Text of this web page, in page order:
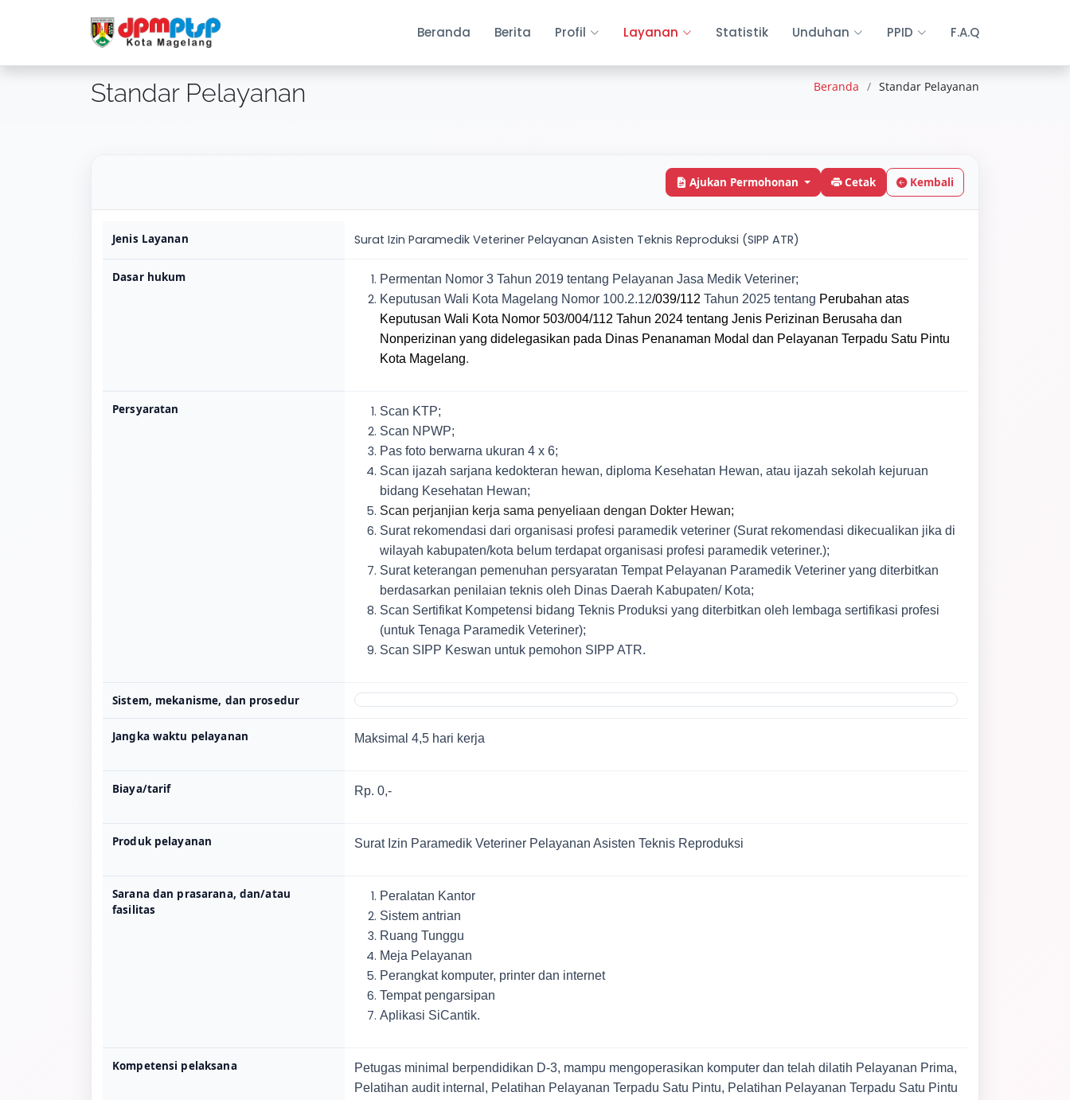
Beranda Berita Profil Layanan Statistik Unduhan PPID F.A.Q
Standar Pelayanan Beranda Standar Pelayanan
Ajukan Permohonan Cetak Kembali
Jenis Layanan Surat Izin Paramedik Veteriner Pelayanan Asisten Teknis Reproduksi (SIPP ATR)
Dasar hukum
Permentan Nomor 3 Tahun 2019 tentang Pelayanan Jasa Medik Veteriner;
Keputusan Wali Kota Magelang Nomor 100.2.12/039/112 Tahun 2025 tentang Perubahan atas
Keputusan Wali Kota Nomor 503/004/112 Tahun 2024 tentang Jenis Perizinan Berusaha dan
Nonperizinan yang didelegasikan pada Dinas Penanaman Modal dan Pelayanan Terpadu Satu Pintu
Kota Magelang.
Persyaratan
Scan KTP;
Scan NPWP;
Pas foto berwarna ukuran 4 x 6;
Scan ijazah sarjana kedokteran hewan, diploma Kesehatan Hewan, atau ijazah sekolah kejuruan
bidang Kesehatan Hewan;
Scan perjanjian kerja sama penyeliaan dengan Dokter Hewan;
Surat rekomendasi dari organisasi profesi paramedik veteriner (Surat rekomendasi dikecualikan jika di
wilayah kabupaten/kota belum terdapat organisasi profesi paramedik veteriner.);
Surat keterangan pemenuhan persyaratan Tempat Pelayanan Paramedik Veteriner yang diterbitkan
berdasarkan penilaian teknis oleh Dinas Daerah Kabupaten/ Kota;
Scan Sertifikat Kompetensi bidang Teknis Produksi yang diterbitkan oleh lembaga sertifikasi profesi
(untuk Tenaga Paramedik Veteriner);
Scan SIPP Keswan untuk pemohon SIPP ATR.
Sistem, mekanisme, dan prosedur
Jangka waktu pelayanan Maksimal 4,5 hari kerja
Biaya/tarif Rp. 0,-
Produk pelayanan Surat Izin Paramedik Veteriner Pelayanan Asisten Teknis Reproduksi
Sarana dan prasarana, dan/atau
fasilitas
Peralatan Kantor
Sistem antrian
Ruang Tunggu
Meja Pelayanan
Perangkat komputer, printer dan internet
Tempat pengarsipan
Aplikasi SiCantik.
Kompetensi pelaksana Petugas minimal berpendidikan D-3, mampu mengoperasikan komputer dan telah dilatih Pelayanan Prima,
Pelatihan audit internal, Pelatihan Pelayanan Terpadu Satu Pintu, Pelatihan Pelayanan Terpadu Satu Pintu